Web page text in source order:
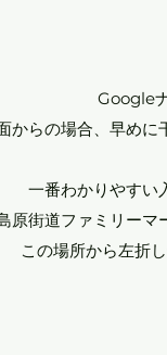
Google
からの場合、早めに
一番わかりやすい
原街道ファミリーマ
この場所から左折